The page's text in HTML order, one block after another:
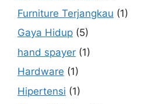
Furniture Terjangkau (1)
Gaya Hidup (5)
hand spayer (1)
Hardware (1)
Hipertensi (1)